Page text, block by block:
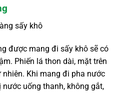
sấy khô
được mang đi sấy khô sẽ có
Phiến lá thon dài, mặt trên
Khi mang đi pha nước
uống thanh, không gắt,